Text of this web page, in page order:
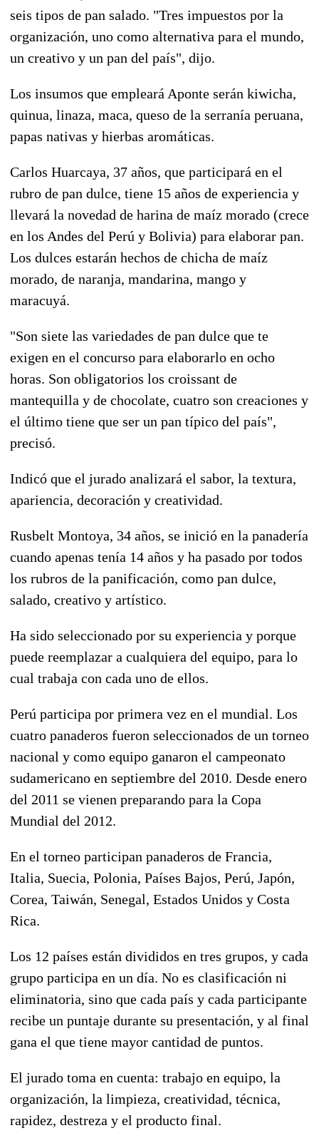
seis tipos de pan salado. "Tres impuestos por la
organización, uno como alternativa para el mundo,
un creativo y un pan del país", dijo.
Los insumos que empleará Aponte serán kiwicha,
quinua, linaza, maca, queso de la serranía peruana,
papas nativas y hierbas aromáticas.
Carlos Huarcaya, 37 años, que participará en el
rubro de pan dulce, tiene 15 años de experiencia y
llevará la novedad de harina de maíz morado (crece
en los Andes del Perú y Bolivia) para elaborar pan.
Los dulces estarán hechos de chicha de maíz
morado, de naranja, mandarina, mango y
maracuyá.
"Son siete las variedades de pan dulce que te
exigen en el concurso para elaborarlo en ocho
horas. Son obligatorios los croissant de
mantequilla y de chocolate, cuatro son creaciones y
el último tiene que ser un pan típico del país",
precisó.
Indicó que el jurado analizará el sabor, la textura,
apariencia, decoración y creatividad.
Rusbelt Montoya, 34 años, se inició en la panadería
cuando apenas tenía 14 años y ha pasado por todos
los rubros de la panificación, como pan dulce,
salado, creativo y artístico.
Ha sido seleccionado por su experiencia y porque
puede reemplazar a cualquiera del equipo, para lo
cual trabaja con cada uno de ellos.
Perú participa por primera vez en el mundial. Los
cuatro panaderos fueron seleccionados de un torneo
nacional y como equipo ganaron el campeonato
sudamericano en septiembre del 2010. Desde enero
del 2011 se vienen preparando para la Copa
Mundial del 2012.
En el torneo participan panaderos de Francia,
Italia, Suecia, Polonia, Países Bajos, Perú, Japón,
Corea, Taiwán, Senegal, Estados Unidos y Costa
Rica.
Los 12 países están divididos en tres grupos, y cada
grupo participa en un día. No es clasificación ni
eliminatoria, sino que cada país y cada participante
recibe un puntaje durante su presentación, y al final
gana el que tiene mayor cantidad de puntos.
El jurado toma en cuenta: trabajo en equipo, la
organización, la limpieza, creatividad, técnica,
rapidez, destreza y el producto final.